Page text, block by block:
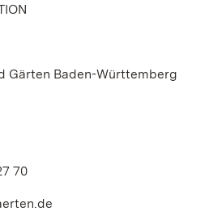
Gärten Baden-Württemberg
70